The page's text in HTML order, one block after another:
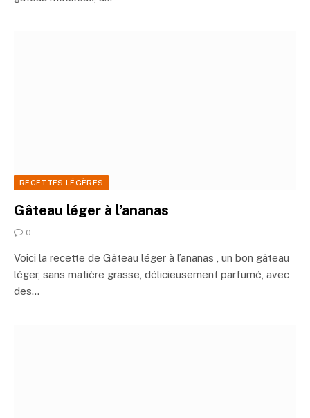
RECETTES LÉGÈRES
Gâteau léger à l’ananas
0
Voici la recette de Gâteau léger à l’ananas , un bon gâteau
léger, sans matière grasse, délicieusement parfumé, avec
des…